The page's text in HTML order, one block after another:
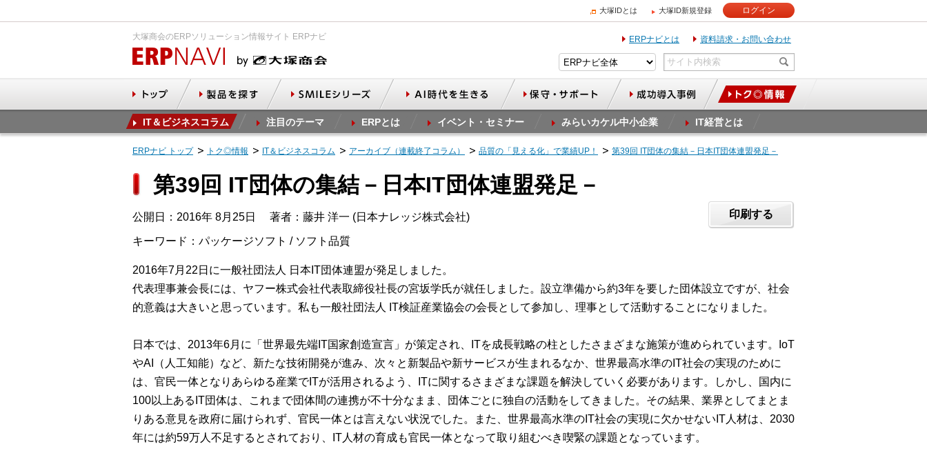
大塚IDとは 大塚ID新規登録 ログイン
大塚商会のERPソリューション情報サイト ERPナビ ERPナビとは 資料請求・お問い合わせ
IT＆ビジネスコラム 注目のテーマ ERPとは イベント・セミナー みらいカケル中小企業 IT経営とは
ERPナビ トップ トク◎情報 IT＆ビジネスコラム アーカイブ（連載終了コラム） 品質の「見える化」で業績UP！ 第39回 IT団体の集結－日本IT団体連盟発足－
第39回 IT団体の集結－日本IT団体連盟発足－
公開日：2016年 8月25日 著者：藤井 洋一 (日本ナレッジ株式会社)
キーワード：パッケージソフト / ソフト品質
印刷する
2016年7月22日に一般社団法人 日本IT団体連盟が発足しました。
代表理事兼会長には、ヤフー株式会社代表取締役社長の宮坂学氏が就任しました。設立準備から約3年を要した団体設立ですが、社会
的意義は大きいと思っています。私も一般社団法人 IT検証産業協会の会長として参加し、理事として活動することになりました。
日本では、2013年6月に「世界最先端IT国家創造宣言」が策定され、ITを成長戦略の柱としたさまざまな施策が進められています。IoT
やAI（人工知能）など、新たな技術開発が進み、次々と新製品や新サービスが生まれるなか、世界最高水準のIT社会の実現のために
は、官民一体となりあらゆる産業でITが活用されるよう、ITに関するさまざまな課題を解決していく必要があります。しかし、国内に
100以上あるIT団体は、これまで団体間の連携が不十分なまま、団体ごとに独自の活動をしてきました。その結果、業界としてまとま
りある意見を政府に届けられず、官民一体とは言えない状況でした。また、世界最高水準のIT社会の実現に欠かせないIT人材は、2030
年には約59万人不足するとされており、IT人材の育成も官民一体となって取り組むべき喫緊の課題となっています。